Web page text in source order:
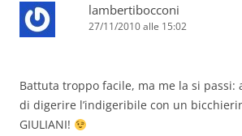
lambertibocconi
27/11/2010 alle 15:02
Battuta troppo facile, ma me la si passi:
di digerire l’indigeribile con un
GIULIANI!